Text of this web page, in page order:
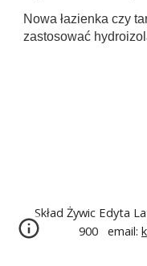
Nowa łazienka czy
zastosować
Skład Żywic Edyta
900 email: